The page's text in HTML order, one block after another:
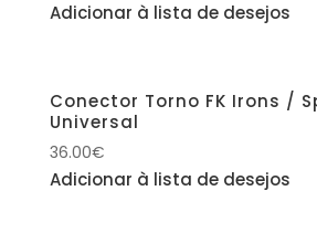
Adicionar à lista de desejos
Conector Torno FK Irons /
Universal
36.00€
Adicionar à lista de desejos